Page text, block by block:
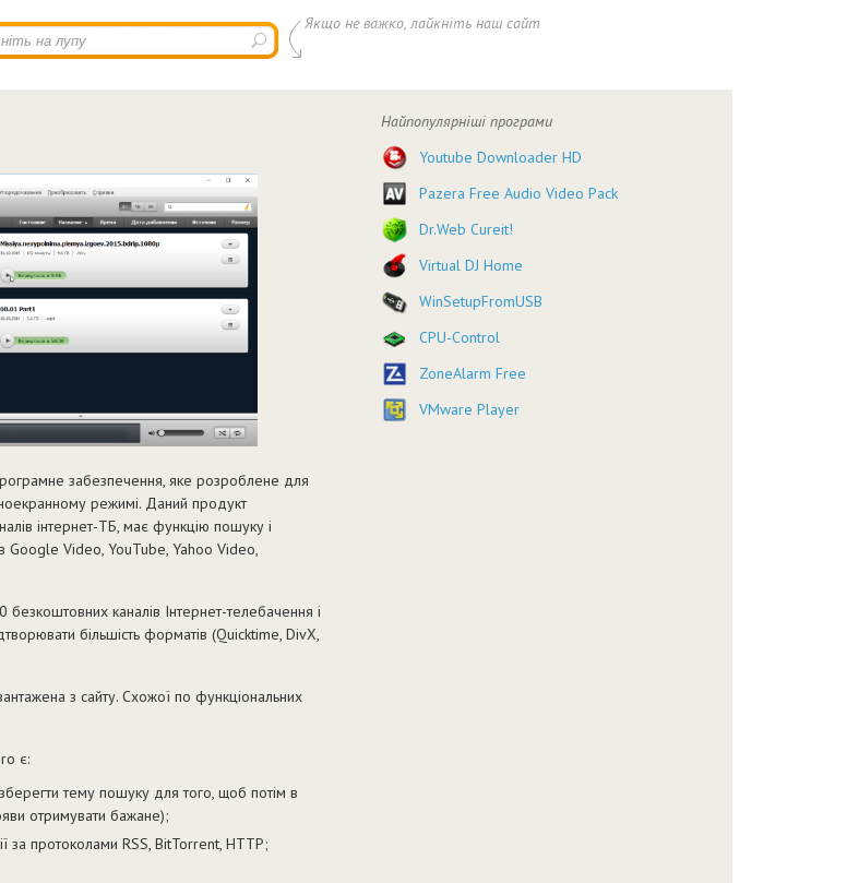
Якщо не важко, лайкніть наш сайт
забезпечення, яке розроблене для
режимі. Даний продукт
інтернет-ТБ, має функцію пошуку і
Google Video, YouTube, Yahoo Video,
каналів Інтернет-телебачення і
більшість форматів (Quicktime, DivX,
з сайту. Схожої по функціональних
є:
тему пошуку для того, щоб потім в
отримувати бажане);
за протоколами RSS, BitTorrent, HTTP;
Найпопулярніші програми
Youtube Downloader HD
Pazera Free Audio Video Pack
Dr.Web Cureit!
Virtual DJ Home
WinSetupFromUSB
CPU-Control
ZoneAlarm Free
VMware Player